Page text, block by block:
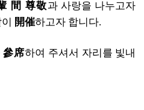
間 尊敬과 사랑을 나누고자
開催하고자 합니다.
參席하여 주셔서 자리를 빛내